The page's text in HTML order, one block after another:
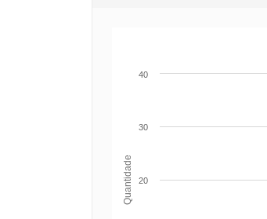
Quantidade 20
30
40